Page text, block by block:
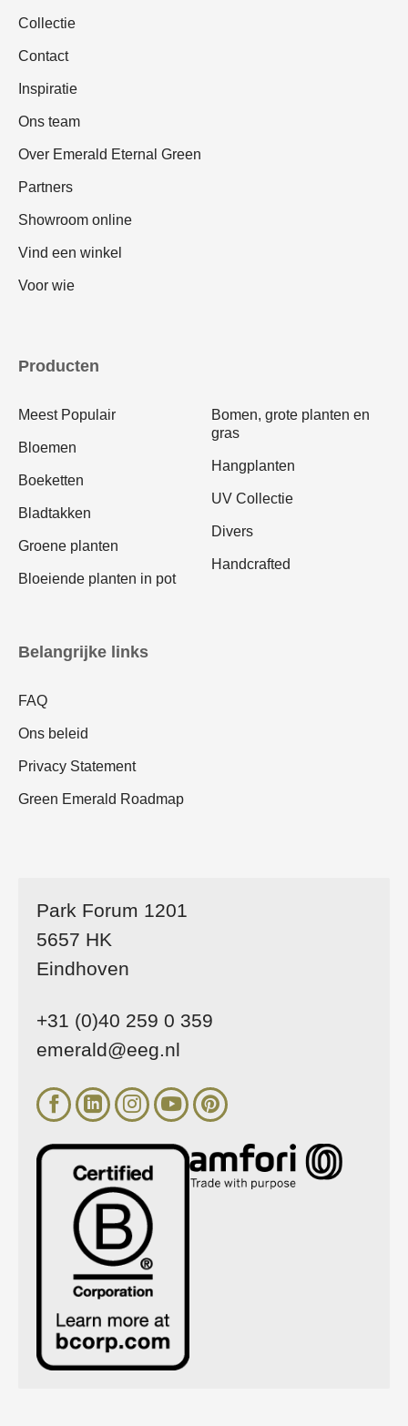
Collectie
Contact
Inspiratie
Ons team
Over Emerald Eternal Green
Partners
Showroom online
Vind een winkel
Voor wie
Producten
Meest Populair
Bloemen
Boeketten
Bladtakken
Groene planten
Bloeiende planten in pot
Bomen, grote planten en
gras
Hangplanten
UV Collectie
Divers
Handcrafted
Belangrijke links
FAQ
Ons beleid
Privacy Statement
Green Emerald Roadmap
Park Forum 1201
5657 HK
Eindhoven
+31 (0)40 259 0 359
emerald@eeg.nl